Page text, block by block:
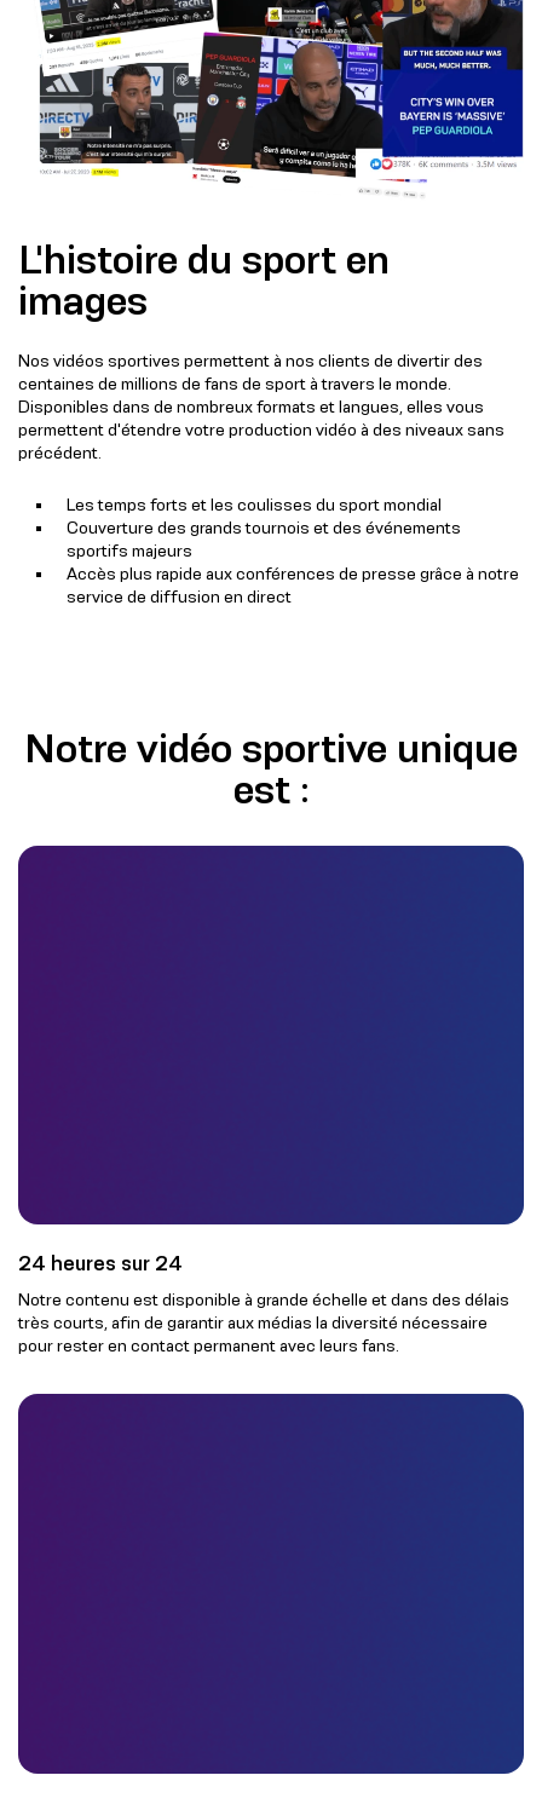
L'histoire du sport en
images
Nos vidéos sportives permettent à nos clients de divertir des
centaines de millions de fans de sport à travers le monde.
Disponibles dans de nombreux formats et langues, elles vous
permettent d'étendre votre production vidéo à des niveaux sans
précédent.
Les temps forts et les coulisses du sport mondial
Couverture des grands tournois et des événements
sportifs majeurs
Accès plus rapide aux conférences de presse grâce à notre
service de diffusion en direct
Notre vidéo sportive unique
est :
24 heures sur 24
Notre contenu est disponible à grande échelle et dans des délais
très courts, afin de garantir aux médias la diversité nécessaire
pour rester en contact permanent avec leurs fans.